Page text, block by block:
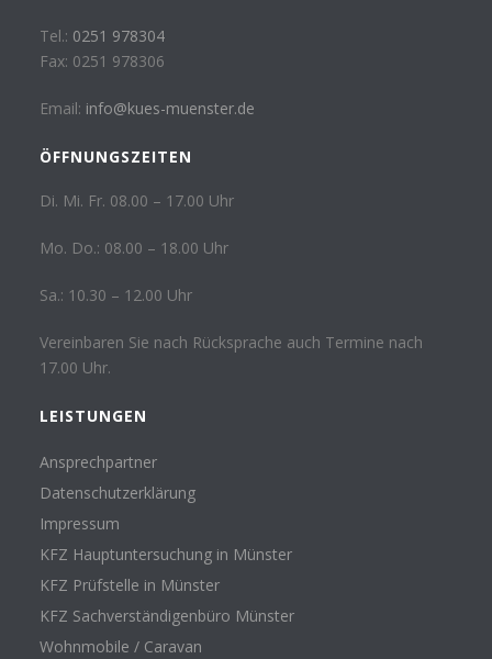
Tel.: 0251 978304
Fax: 0251 978306
Email: info@kues-muenster.de
ÖFFNUNGSZEITEN
Di. Mi. Fr. 08.00 – 17.00 Uhr
Mo. Do.: 08.00 – 18.00 Uhr
Sa.: 10.30 – 12.00 Uhr
Vereinbaren Sie nach Rücksprache auch Termine nach
17.00 Uhr.
LEISTUNGEN
Ansprechpartner
Datenschutzerklärung
Impressum
KFZ Hauptuntersuchung in Münster
KFZ Prüfstelle in Münster
KFZ Sachverständigenbüro Münster
Wohnmobile / Caravan